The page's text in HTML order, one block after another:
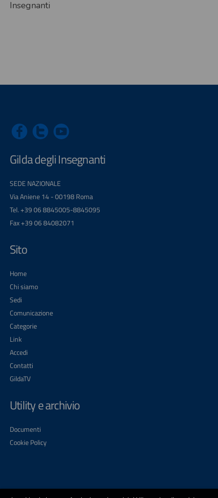
Insegnanti
Gilda degli Insegnanti
SEDE NAZIONALE
Via Aniene 14 - 00198 Roma
Tel. +39 06 8845005-8845095
Fax +39 06 84082071
Sito
Home
Chi siamo
Sedi
Comunicazione
Categorie
Link
Accedi
Contatti
GildaTV
Utility e archivio
Documenti
Cookie Policy